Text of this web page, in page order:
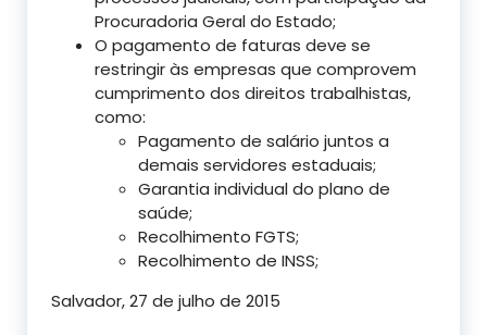
Procuradoria Geral do Estado;
O pagamento de faturas deve se
restringir às empresas que comprovem
cumprimento dos direitos trabalhistas,
como:
Pagamento de salário juntos a
demais servidores estaduais;
Garantia individual do plano de
saúde;
Recolhimento FGTS;
Recolhimento de INSS;
Salvador, 27 de julho de 2015